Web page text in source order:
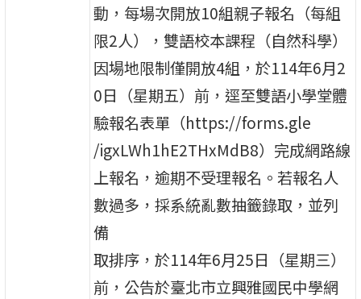
動，每場次開放10組親子報名（每組
限2人），雙語校本課程（自然科學）
因場地限制僅開放4組，於114年6月2
0日（星期五）前，逕至雙語小學堂體
驗報名表單（https://forms.gle
/igxLWh1hE2THxMdB8）完成網路線
上報名，逾期不受理報名。若報名人
數過多，採系統亂數抽籤錄取，並列
備
取排序，於114年6月25日（星期三）
前，公告於臺北市立興雅國民中學網